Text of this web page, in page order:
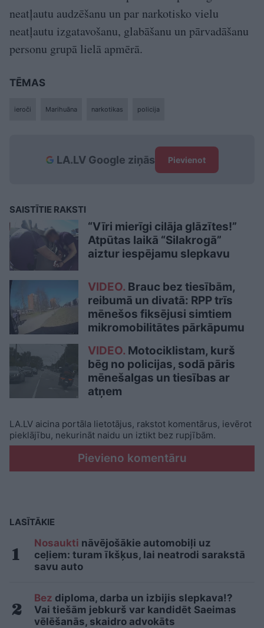
neatļautu audzēšanu un par narkotisko vielu
neatļautu izgatavošanu, glabāšanu un pārvadāšanu
personu grupā lielā apmērā.
TĒMAS
ieroči Marihuāna narkotikas policija
LA.LV Google ziņās Pievienot
SAISTĪTIE RAKSTI
“Vīri mierīgi cilāja glāzītes!”
Atpūtas laikā “Silakrogā”
aiztur iespējamu slepkavu
VIDEO. Brauc bez tiesībām,
reibumā un divatā: RPP trīs
mēnešos fiksējusi simtiem
mikromobilitātes pārkāpumu
VIDEO. Motociklistam, kurš
bēg no policijas, sodā pāris
mēnešalgas un tiesības ar
atņem
LA.LV aicina portāla lietotājus, rakstot komentārus, ievērot
pieklājību, nekurināt naidu un iztikt bez rupjībām.
Pievieno komentāru
LASĪTĀKIE
Nosaukti nāvējošākie automobiļi uz
ceļiem: turam īkšķus, lai neatrodi sarakstā
savu auto
Bez diploma, darba un izbijis slepkava!?
Vai tiešām jebkurš var kandidēt Saeimas
vēlēšanās, skaidro advokāts